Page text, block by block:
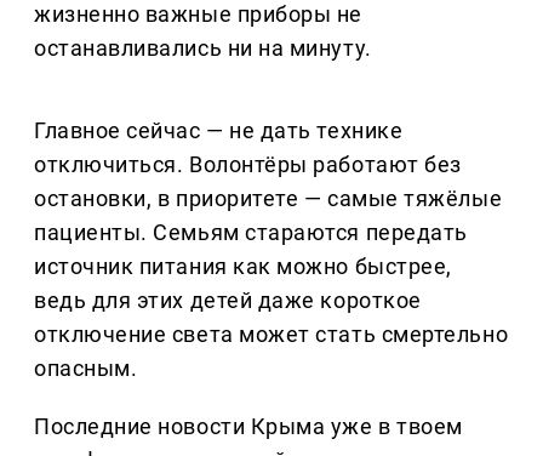
жизненно важные приборы не
останавливались ни на минуту.
Главное сейчас — не дать технике
отключиться. Волонтёры работают без
остановки, в приоритете — самые тяжёлые
пациенты. Семьям стараются передать
источник питания как можно быстрее,
ведь для этих детей даже короткое
отключение света может стать смертельно
опасным.
Последние новости Крыма уже в твоем